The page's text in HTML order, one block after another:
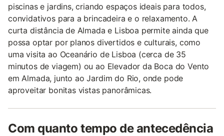
piscinas e jardins, criando espaços ideais para todos,
convidativos para a brincadeira e o relaxamento. A
curta distância de Almada e Lisboa permite ainda que
possa optar por planos divertidos e culturais, como
uma visita ao Oceanário de Lisboa (cerca de 35
minutos de viagem) ou ao Elevador da Boca do Vento
em Almada, junto ao Jardim do Rio, onde pode
aproveitar bonitas vistas panorâmicas.
Com quanto tempo de antecedência